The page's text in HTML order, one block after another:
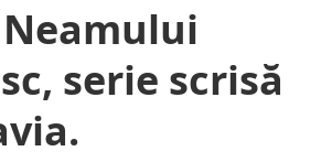
serie scrisă